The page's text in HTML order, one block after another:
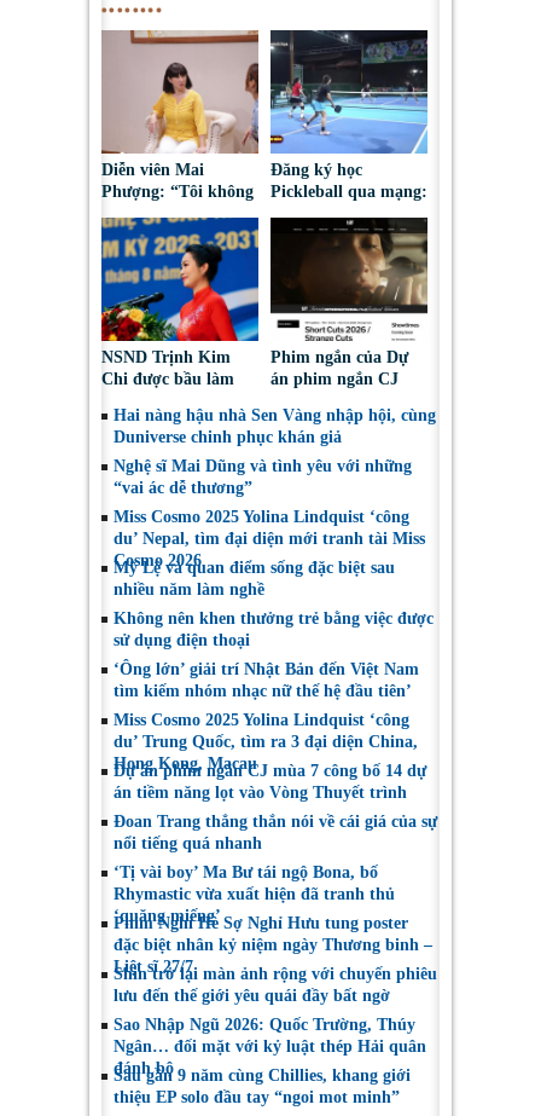
Diễn viên Mai
Phượng: “Tôi không
bao giờ hối hận về
những gì mình đã
chọn”
Đăng ký học
Pickleball qua mạng:
Nguy cơ bị chiếm
đoạt tài sản
NSND Trịnh Kim
Chi được bầu làm
Nghệ sĩ Sân khấu
Việt Nam
Phim ngắn của Dự
án phim ngắn CJ
tại LHP quốc tế
Toronto 2026
Hai nàng hậu nhà Sen Vàng nhập hội, cùng
Duniverse chinh phục khán giả
Nghệ sĩ Mai Dũng và tình yêu với những
“vai ác dễ thương”
Miss Cosmo 2025 Yolina Lindquist ‘công
du’ Nepal, tìm đại diện mới tranh tài Miss
Cosmo 2026
Mỹ Lệ và quan điểm sống đặc biệt sau
nhiều năm làm nghề
Không nên khen thưởng trẻ bằng việc được
sử dụng điện thoại
‘Ông lớn’ giải trí Nhật Bản đến Việt Nam
tìm kiếm nhóm nhạc nữ thế hệ đầu tiên’
Miss Cosmo 2025 Yolina Lindquist ‘công
du’ Trung Quốc, tìm ra 3 đại diện China,
Hong Kong, Macau
Dự án phim ngắn CJ mùa 7 công bố 14 dự
án tiềm năng lọt vào Vòng Thuyết trình
Đoan Trang thẳng thắn nói về cái giá của sự
nổi tiếng quá nhanh
‘Tị vài boy’ Ma Bư tái ngộ Bona, bố
Rhymastic vừa xuất hiện đã tranh thủ
‘quăng miếng’
Phim Nghỉ Hè Sợ Nghỉ Hưu tung poster
đặc biệt nhân kỷ niệm ngày Thương binh –
Liệt sĩ 27/7
Shin trở lại màn ảnh rộng với chuyến phiêu
lưu đến thế giới yêu quái đầy bất ngờ
Sao Nhập Ngũ 2026: Quốc Trường, Thúy
Ngân… đối mặt với kỷ luật thép Hải quân
đánh bộ
Sau gần 9 năm cùng Chillies, khang giới
thiệu EP solo đầu tay “ngoi mot minh”